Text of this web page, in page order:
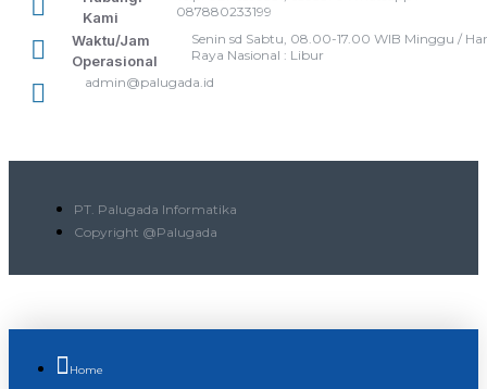
Kami
087880233199
Waktu/Jam
Operasional
Senin sd Sabtu, 08.00-17.00 WIB Minggu /
Raya Nasional : Libur
admin@palugada.id
PT. Palugada Informatika
Copyright @Palugada
Home